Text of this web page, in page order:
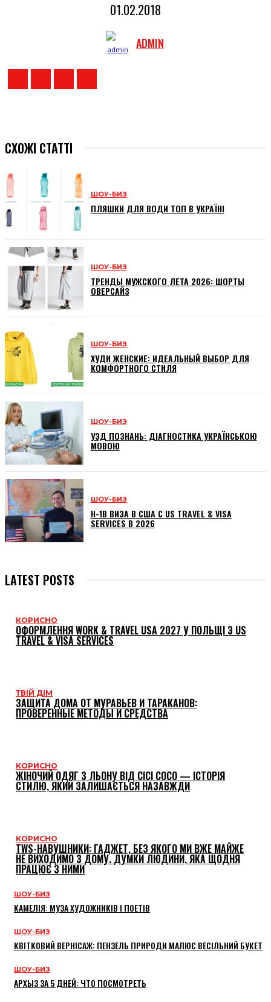
01.02.2018
ADMIN
СХОЖІ СТАТТІ
ШОУ-БИЗ
ПЛЯШКИ ДЛЯ ВОДИ ТОП В УКРАЇНІ
ШОУ-БИЗ
ТРЕНДЫ МУЖСКОГО ЛЕТА 2026: ШОРТЫ
ОВЕРСАЙЗ
ШОУ-БИЗ
ХУДИ ЖЕНСКИЕ: ИДЕАЛЬНЫЙ ВЫБОР ДЛЯ
КОМФОРТНОГО СТИЛЯ
ШОУ-БИЗ
УЗД ПОЗНАНЬ: ДІАГНОСТИКА УКРАЇНСЬКОЮ
МОВОЮ
ШОУ-БИЗ
H-1B ВИЗА В США С US TRAVEL & VISA
SERVICES В 2026
LATEST POSTS
КОРИСНО
ОФОРМЛЕННЯ WORK & TRAVEL USA 2027 У ПОЛЬЩІ З US
TRAVEL & VISA SERVICES
ТВІЙ ДІМ
ЗАЩИТА ДОМА ОТ МУРАВЬЕВ И ТАРАКАНОВ:
ПРОВЕРЕННЫЕ МЕТОДЫ И СРЕДСТВА
КОРИСНО
ЖІНОЧИЙ ОДЯГ З ЛЬОНУ ВІД CICI COCO — ІСТОРІЯ
СТИЛЮ, ЯКИЙ ЗАЛИШАЄТЬСЯ НАЗАВЖДИ
КОРИСНО
TWS-НАВУШНИКИ: ГАДЖЕТ, БЕЗ ЯКОГО МИ ВЖЕ МАЙЖЕ
НЕ ВИХОДИМО З ДОМУ. ДУМКИ ЛЮДИНИ, ЯКА ЩОДНЯ
ПРАЦЮЄ З НИМИ
ШОУ-БИЗ
КАМЕЛІЯ: МУЗА ХУДОЖНИКІВ І ПОЕТІВ
ШОУ-БИЗ
КВІТКОВИЙ ВЕРНІСАЖ: ПЕНЗЕЛЬ ПРИРОДИ МАЛЮЄ ВЕСІЛЬНИЙ БУКЕТ
ШОУ-БИЗ
АРХЫЗ ЗА 5 ДНЕЙ: ЧТО ПОСМОТРЕТЬ